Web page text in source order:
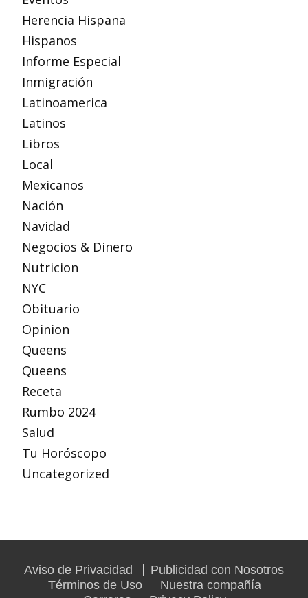
Herencia Hispana
Hispanos
Informe Especial
Inmigración
Latinoamerica
Latinos
Libros
Local
Mexicanos
Nación
Navidad
Negocios & Dinero
Nutricion
NYC
Obituario
Opinion
Queens
Queens
Receta
Rumbo 2024
Salud
Tu Horóscopo
Uncategorized
Aviso de Privacidad
Publicidad con Nosotros
Términos de Uso
Nuestra compañía